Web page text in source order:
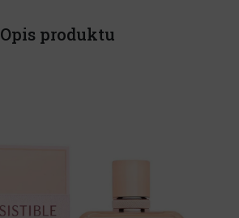
Opis produktu